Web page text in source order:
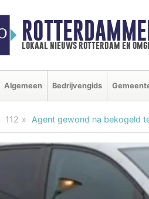
lokaal nieuws rotterdam en
Algemeen Bedrijvengids
112 Agent gewond na bekogeld